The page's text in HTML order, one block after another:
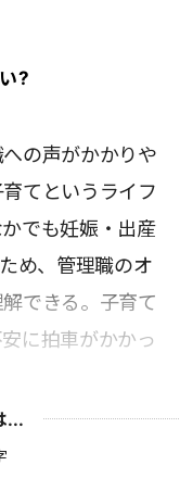
?
の声がかかりや
てというライフ
でも妊娠・出産
め、管理職のオ
できる。子育て
に拍車がかかっ
...